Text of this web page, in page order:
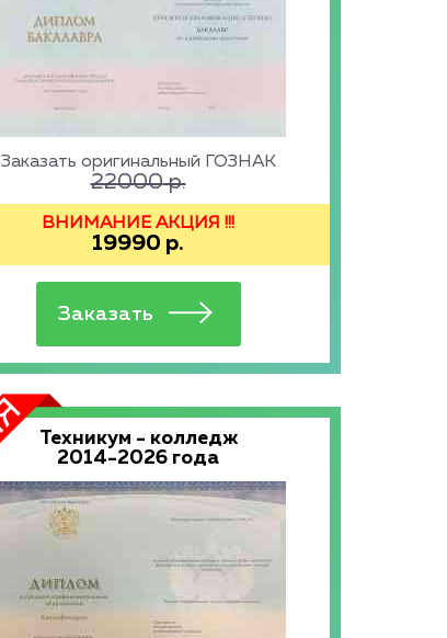
Заказать оригинальный ГОЗНАК
22000р.
ВНИМАНИЕ АКЦИЯ !!!
19990 р.
Техникум - колледж
2014-2026 года